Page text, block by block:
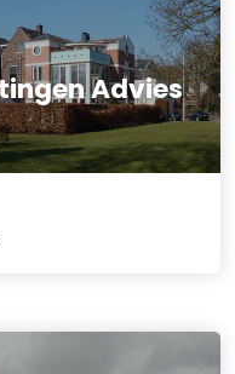
Advies